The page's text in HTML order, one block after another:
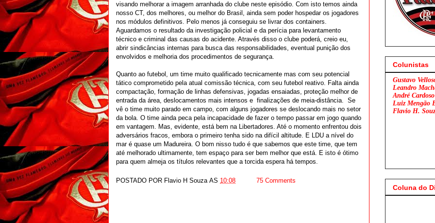
visando melhorar a imagem arranhada do clube neste episódio. Com isto temos ainda
nosso CT, dos melhores, ou melhor do Brasil, ainda sem poder hospedar os jogadores
nos módulos definitivos. Pelo menos já conseguiu se livrar dos containers.
Aguardamos o resultado da investigação policial e da perícia para levantamento
técnico e criminal das causas do acidente. Através disso o clube poderá, creio eu,
abrir sindicâncias internas para busca das responsabilidades, eventual punição dos
envolvidos e melhoria dos procedimentos de segurança.
Quanto ao futebol, um time muito qualificado tecnicamente mas com seu potencial
tático comprometido pela atual comissão técnica, com seu futebol reativo. Falta ainda
compactação, formação de linhas defensivas, jogadas ensaiadas, proteção melhor de
entrada da área, deslocamentos mais intensos e finalizações de meia-distância. Se
vê o time muito parado em campo, com alguns jogadores se deslocando mais no setor
da bola. O time ainda peca pela incapacidade de fazer o tempo passar em jogo quando
em vantagem. Mas, evidente, está bem na Libertadores. Até o momento enfrentou dois
adversários fracos, embora o primeiro tenha sido na difícil altitude. E LDU a nível do
mar é quase um Madureira. O bom nisso tudo é que sabemos que este time, que tem
até melhorado ultimamente, tem espaço para ser bem melhor que está. E isto é ótimo
para quem almeja os títulos relevantes que a torcida espera há tempos.
POSTADO POR Flavio H Souza AS 10:08 75 Comments
Colunistas
Gustavo
Leandro
André Cardoso
Luiz Mengão
Flavio H.
Coluna do